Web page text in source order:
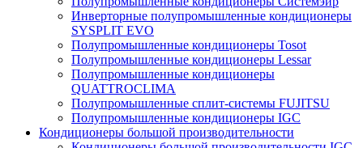
Инверторные полупромышленные кондиционеры
SYSPLIT EVO
Полупромышленные кондиционеры Tosot
Полупромышленные кондиционеры Lessar
Полупромышленные кондиционеры
QUATTROCLIMA
Полупромышленные сплит-системы FUJITSU
Полупромышленные кондиционеры IGC
Кондиционеры большой производительности